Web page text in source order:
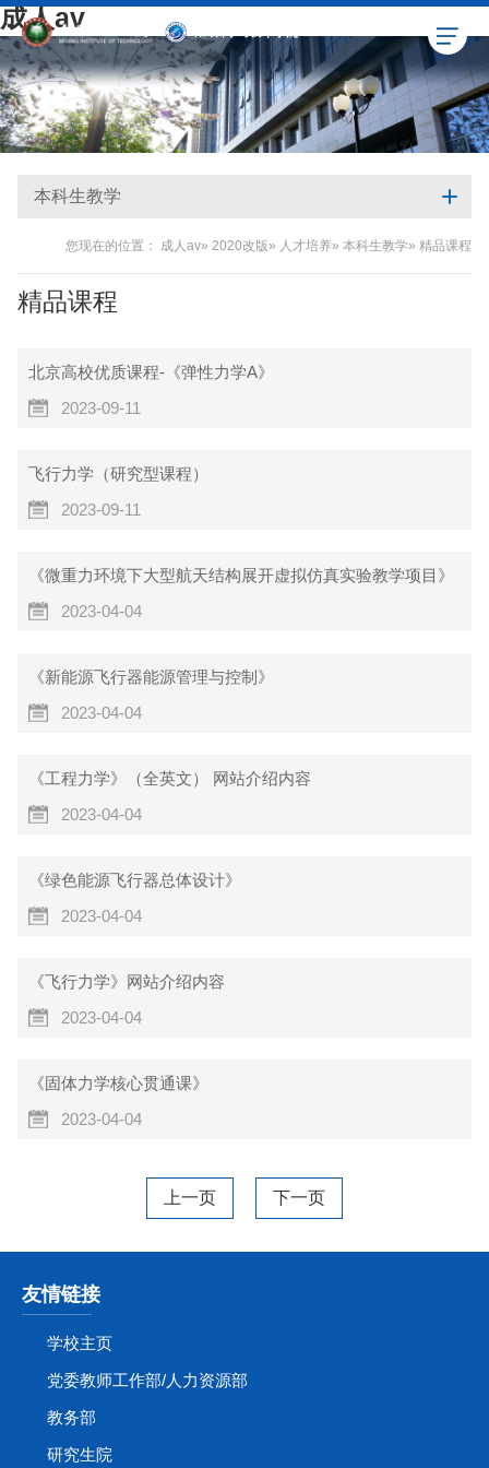
成人av
本科生教学
您现在的位置： 成人av» 2020改版» 人才培养» 本科生教学» 精品课程
精品课程
北京高校优质课程-《弹性力学A》
2023-09-11
飞行力学（研究型课程）
2023-09-11
《微重力环境下大型航天结构展开虚拟仿真实验教学项目》
2023-04-04
《新能源飞行器能源管理与控制》
2023-04-04
《工程力学》（全英文） 网站介绍内容
2023-04-04
《绿色能源飞行器总体设计》
2023-04-04
《飞行力学》网站介绍内容
2023-04-04
《固体力学核心贯通课》
2023-04-04
上一页 下一页
友情链接
学校主页
党委教师工作部/人力资源部
教务部
研究生院